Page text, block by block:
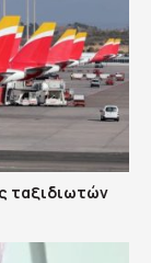
ταξιδιωτών